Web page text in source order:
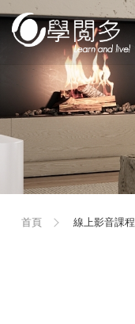
首頁 線上影音課程